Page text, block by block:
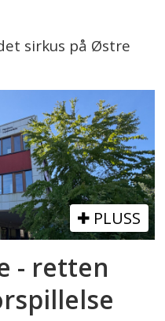
sirkus på Østre
PLUSS
- retten